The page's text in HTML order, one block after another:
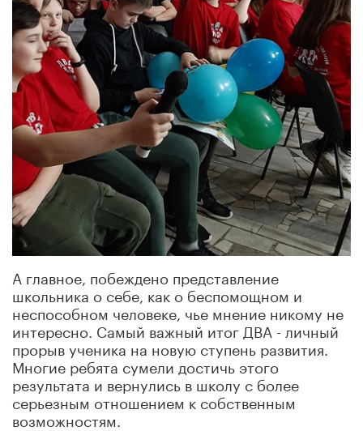
А главное, побеждено представление
школьника о себе, как о беспомощном и
неспособном человеке, чье мнение никому не
интересно. Самый важный итог ДВА - личный
прорыв ученика на новую ступень развития.
Многие ребята сумели достичь этого
результата и вернулись в школу с более
серьезным отношением к собственным
возможностям.